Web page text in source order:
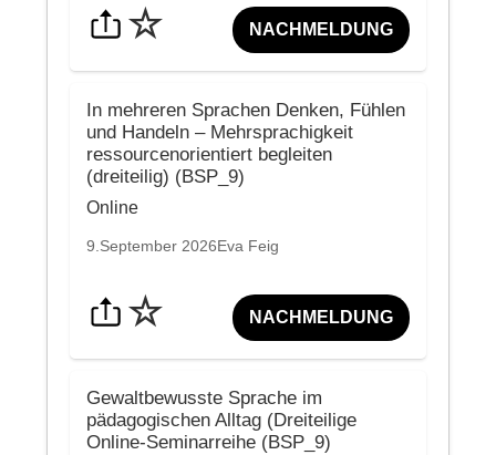
☆ NACHMELDUNG
In mehreren Sprachen Denken, Fühlen
und Handeln – Mehrsprachigkeit
ressourcenorientiert begleiten
(dreiteilig) (BSP_9)
Online
9.September 2026Eva Feig
☆ NACHMELDUNG
Gewaltbewusste Sprache im
pädagogischen Alltag (Dreiteilige
Online-Seminarreihe (BSP_9)